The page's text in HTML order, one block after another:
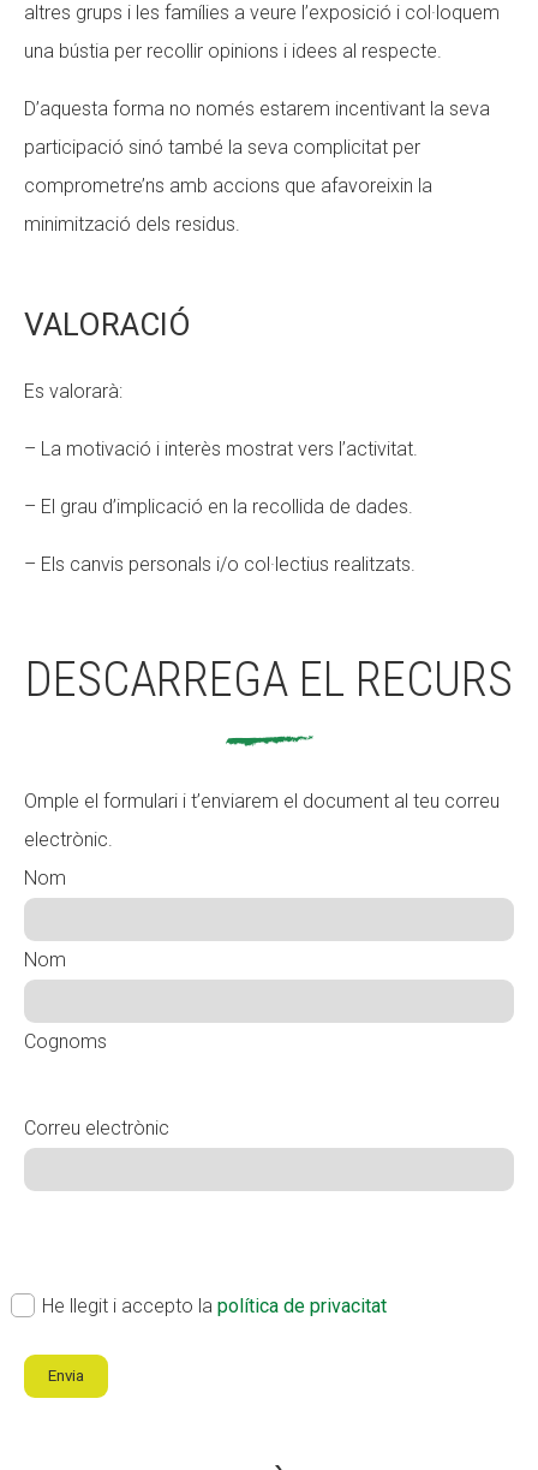
altres grups i les famílies a veure l’exposició i col·loquem
una bústia per recollir opinions i idees al respecte.
D’aquesta forma no només estarem incentivant la seva
participació sinó també la seva complicitat per
comprometre’ns amb accions que afavoreixin la
minimització dels residus.
VALORACIÓ
Es valorarà:
– La motivació i interès mostrat vers l’activitat.
– El grau d’implicació en la recollida de dades.
– Els canvis personals i/o col·lectius realitzats.
DESCARREGA EL RECURS
Omple el formulari i t’enviarem el document al teu correu
electrònic.
Nom
Nom
Cognoms
Correu electrònic
ok(Obligatori)
He llegit i accepto la política de privacitat
Envia